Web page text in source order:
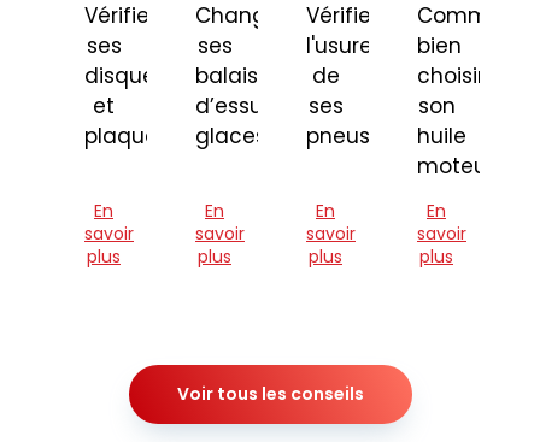
Vérifier
ses
disques
et
plaquettes
En
savoir
plus
Changer
ses
balais
d’essuie-
glaces
En
savoir
plus
Vérifier
l'usure
de
ses
pneus
En
savoir
plus
Comment
bien
choisir
son
huile
moteur
En
savoir
plus
Voir tous les conseils